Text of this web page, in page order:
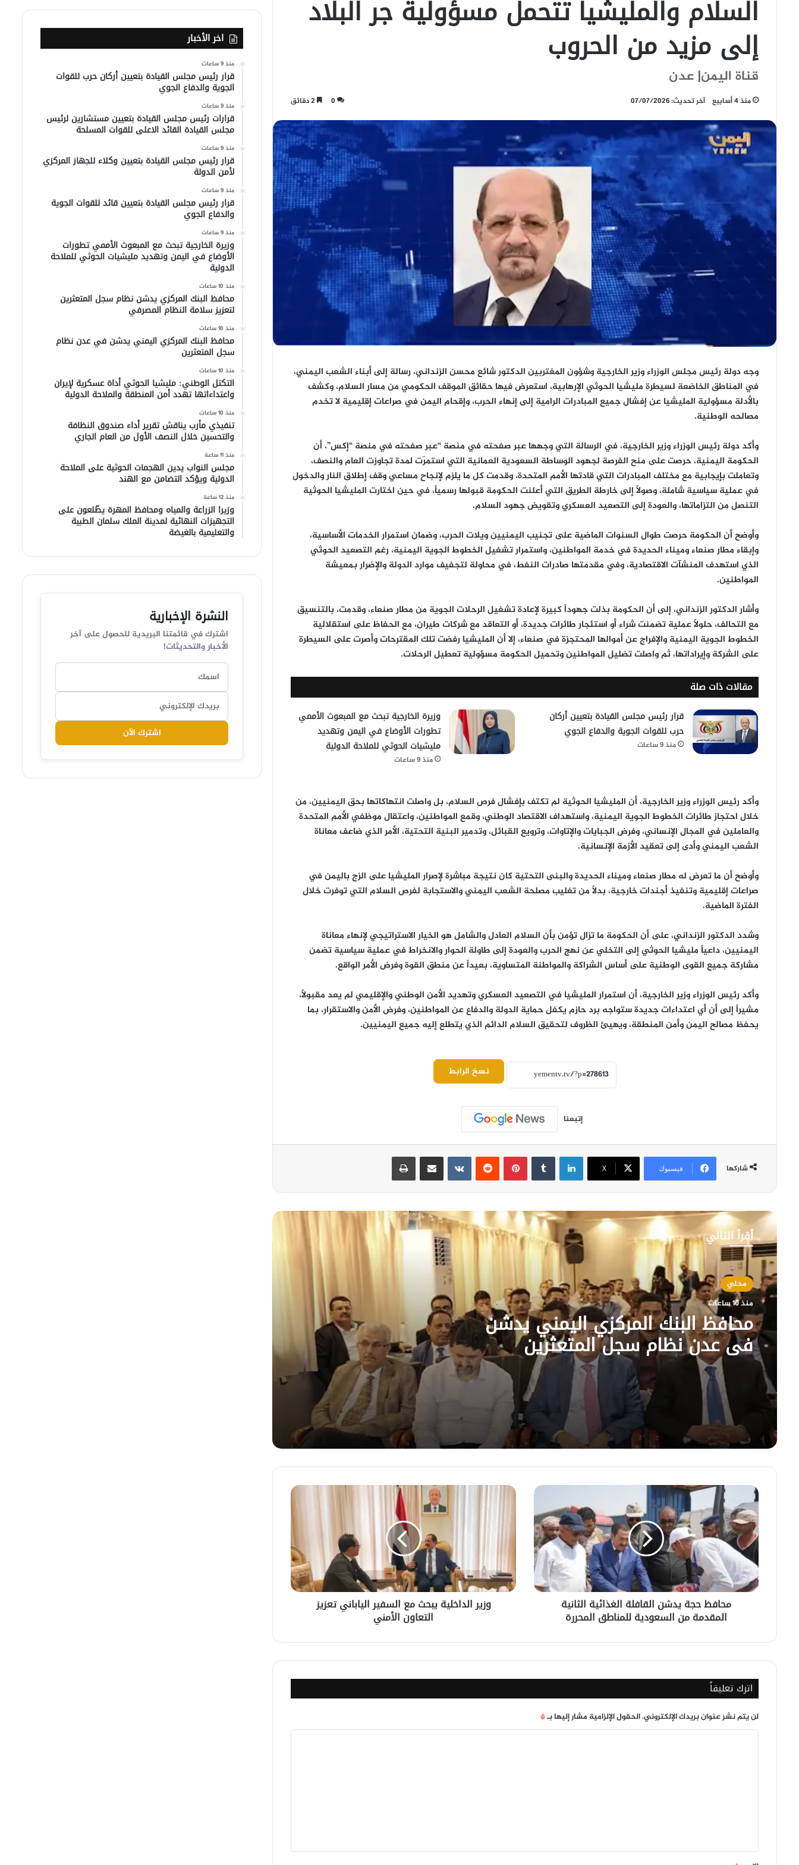
السلام والمليشيا تتحمل مسؤولية جر البلاد
إلى مزيد من الحروب
قناة اليمن| عدن
منذ 4 أسابيع آخر تحديث: 07/07/2026 0 2 دقائق
وجه دولة رئيس مجلس الوزراء وزير الخارجية وشؤون المغتربين الدكتور شائع محسن الزنداني، رسالة إلى أبناء الشعب اليمني،
في المناطق الخاضعة لسيطرة مليشيا الحوثي الإرهابية، استعرض فيها حقائق الموقف الحكومي من مسار السلام، وكشف
بالأدلة مسؤولية المليشيا عن إفشال جميع المبادرات الرامية إلى إنهاء الحرب، وإقحام اليمن في صراعات إقليمية لا تخدم
مصالحه الوطنية.
وأكد دولة رئيس الوزراء وزير الخارجية، في الرسالة التي وجهها عبر صفحته في منصة “عبر صفحته في منصة “إكس”، أن
الحكومة اليمنية، حرصت على منح الفرصة لجهود الوساطة السعودية العمانية التي استمرّت لمدة تجاوزت العام والنصف،
وتعاملت بإيجابية مع مختلف المبادرات التي قادتها الأمم المتحدة، وقدمت كل ما يلزم لإنجاح مساعي وقف إطلاق النار والدخول
في عملية سياسية شاملة، وصولاً إلى خارطة الطريق التي أعلنت الحكومة قبولها رسمياً، في حين اختارت المليشيا الحوثية
التنصل من التزاماتها، والعودة إلى التصعيد العسكري وتقويض جهود السلام.
وأوضح أن الحكومة حرصت طوال السنوات الماضية على تجنيب اليمنيين ويلات الحرب، وضمان استمرار الخدمات الأساسية،
وإبقاء مطار صنعاء وميناء الحديدة في خدمة المواطنين، واستمرار تشغيل الخطوط الجوية اليمنية، رغم التصعيد الحوثي
الذي استهدف المنشآت الاقتصادية، وفي مقدمتها صادرات النفط، في محاولة لتجفيف موارد الدولة والإضرار بمعيشة
المواطنين.
وأشار الدكتور الزنداني، إلى أن الحكومة بذلت جهوداً كبيرة لإعادة تشغيل الرحلات الجوية من مطار صنعاء، وقدمت، بالتنسيق
مع التحالف، حلولاً عملية تضمنت شراء أو استئجار طائرات جديدة، أو التعاقد مع شركات طيران، مع الحفاظ على استقلالية
الخطوط الجوية اليمنية والإفراج عن أموالها المحتجزة في صنعاء، إلا أن المليشيا رفضت تلك المقترحات وأصرت على السيطرة
على الشركة وإيراداتها، ثم واصلت تضليل المواطنين وتحميل الحكومة مسؤولية تعطيل الرحلات.
مقالات ذات صلة
قرار رئيس مجلس القيادة بتعيين أركان
حرب للقوات الجوية والدفاع الجوي
منذ 9 ساعات
وزيرة الخارجية تبحث مع المبعوث الأممي
تطورات الأوضاع في اليمن وتهديد
مليشيات الحوثي للملاحة الدولية
منذ 9 ساعات
وأكد رئيس الوزراء وزير الخارجية، أن المليشيا الحوثية لم تكتف بإفشال فرص السلام، بل واصلت انتهاكاتها بحق اليمنيين، من
خلال احتجاز طائرات الخطوط الجوية اليمنية، واستهداف الاقتصاد الوطني، وقمع المواطنين، واعتقال موظفي الأمم المتحدة
والعاملين في المجال الإنساني، وفرض الجبايات والإتاوات، وترويع القبائل، وتدمير البنية التحتية، الأمر الذي ضاعف معاناة
الشعب اليمني وأدى إلى تعقيد الأزمة الإنسانية.
وأوضح أن ما تعرض له مطار صنعاء وميناء الحديدة والبنى التحتية كان نتيجة مباشرة لإصرار المليشيا على الزج باليمن في
صراعات إقليمية وتنفيذ أجندات خارجية، بدلاً من تغليب مصلحة الشعب اليمني والاستجابة لفرص السلام التي توفرت خلال
الفترة الماضية.
وشدد الدكتور الزنداني، على أن الحكومة ما تزال تؤمن بأن السلام العادل والشامل هو الخيار الاستراتيجي لإنهاء معاناة
اليمنيين، داعياً مليشيا الحوثي إلى التخلي عن نهج الحرب والعودة إلى طاولة الحوار والانخراط في عملية سياسية تضمن
مشاركة جميع القوى الوطنية على أساس الشراكة والمواطنة المتساوية، بعيداً عن منطق القوة وفرض الأمر الواقع.
وأكد رئيس الوزراء وزير الخارجية، أن استمرار المليشيا في التصعيد العسكري وتهديد الأمن الوطني والإقليمي لم يعد مقبولاً،
مشيراً إلى أن أي اعتداءات جديدة ستواجه برد حازم يكفل حماية الدولة والدفاع عن المواطنين، وفرض الأمن والاستقرار، بما
يحفظ مصالح اليمن وأمن المنطقة، ويهيئ الظروف لتحقيق السلام الدائم الذي يتطلع إليه جميع اليمنيين.
نسخ الرابط
إتبعنا
شاركها فيسبوك ‫X
لينكدإن بينتيريست مشاركة عبر البريد طباعة
أقرأ التالي
محلي
منذ 10 ساعات
محافظ البنك المركزي اليمني يدشن
في عدن نظام سجل المتعثرين
نظام سجل المتعثرين
التكتل الوطني: مليشيا الحوثي أداة عسكرية
لإيران واعتداءاتها تهدد أمن المنطقة والملاحة
الدولية
تنفيذي مأرب يناقش تقرير أداء صندوق
النظافة والتحسين خلال النصف الأول من العام
الجاري
مجلس النواب يدين الهجمات الحوثية على
الملاحة الدولية ويؤكد التضامن مع الهند
وزيرا الزراعة والمياه ومحافظ المهرة يطّلعون
على التجهيزات النهائية لمدينة الملك سلمان
الطبية والتعليمية بالغيضة
وزيرة الخارجية تبحث مع سفيرة النرويج تعزيز
محافظ
حجة
يدشن
القافلة
الغذائية
الثانية
المقدمة
من
السعودية
محافظ حجة يدشن القافلة الغذائية الثانية
المقدمة من السعودية للمناطق المحررة
وزير
الداخلية
السفير
الياباني
التعاون
الأمني
وزير الداخلية يبحث مع السفير الياباني تعزيز
التعاون الأمني
اترك تعليقاً
لن يتم نشر عنوان بريدك الإلكتروني.الحقول الإلزامية مشار إليها بـ*
اخر الأخبار
منذ 9 ساعات
قرار رئيس مجلس القيادة بتعيين أركان حرب للقوات
الجوية والدفاع الجوي
منذ 9 ساعات
قرارات رئيس مجلس القيادة بتعيين مستشارين لرئيس
مجلس القيادة القائد الاعلى للقوات المسلحة
منذ 9 ساعات
قرار رئيس مجلس القيادة بتعيين وكلاء للجهاز المركزي
لأمن الدولة
منذ 9 ساعات
قرار رئيس مجلس القيادة بتعيين قائد للقوات الجوية
والدفاع الجوي
منذ 9 ساعات
وزيرة الخارجية تبحث مع المبعوث الأممي تطورات
الأوضاع في اليمن وتهديد مليشيات الحوثي للملاحة
الدولية
منذ 10 ساعات
محافظ البنك المركزي يدشن نظام سجل المتعثرين
لتعزيز سلامة النظام المصرفي
منذ 10 ساعات
محافظ البنك المركزي اليمني يدشن في عدن نظام
سجل المتعثرين
منذ 10 ساعات
التكتل الوطني: مليشيا الحوثي أداة عسكرية لإيران
واعتداءاتها تهدد أمن المنطقة والملاحة الدولية
منذ 10 ساعات
تنفيذي مأرب يناقش تقرير أداء صندوق النظافة
والتحسين خلال النصف الأول من العام الجاري
منذ 11 ساعة
مجلس النواب يدين الهجمات الحوثية على الملاحة
الدولية ويؤكد التضامن مع الهند
منذ 12 ساعة
وزيرا الزراعة والمياه ومحافظ المهرة يطّلعون على
التجهيزات النهائية لمدينة الملك سلمان الطبية
والتعليمية بالغيضة
النشرة الإخبارية
اشترك في قائمتنا البريدية للحصول على آخر
الأخبار والتحديثات!
اشترك الآن